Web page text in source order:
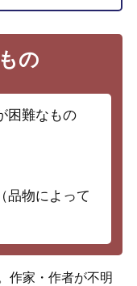
の
困難なもの
品物によって
作家・作者が不明